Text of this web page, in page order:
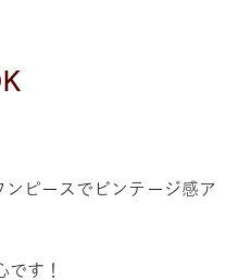
ピースでビンテージ感ア
す！